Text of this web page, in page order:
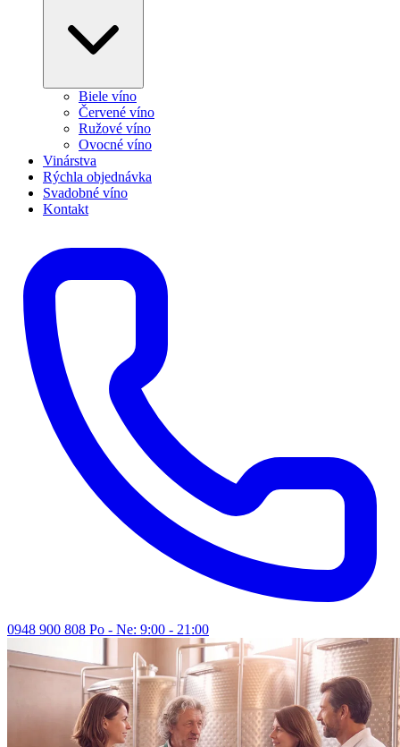
Biele víno
Červené víno
Ružové víno
Ovocné víno
Vinárstva
Rýchla objednávka
Svadobné víno
Kontakt
0948 900 808 Po - Ne: 9:00 - 21:00